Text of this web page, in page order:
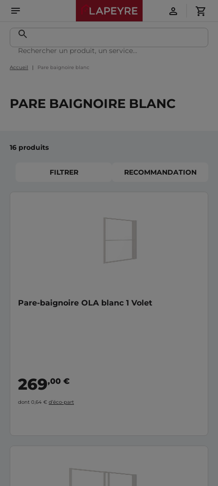
Accueil Pare baignoire blanc
PARE BAIGNOIRE BLANC
16 produits
FILTRER RECOMMANDATION
Pare-baignoire OLA blanc 1 Volet
269,00 €
dont 0,64 € d’éco-part